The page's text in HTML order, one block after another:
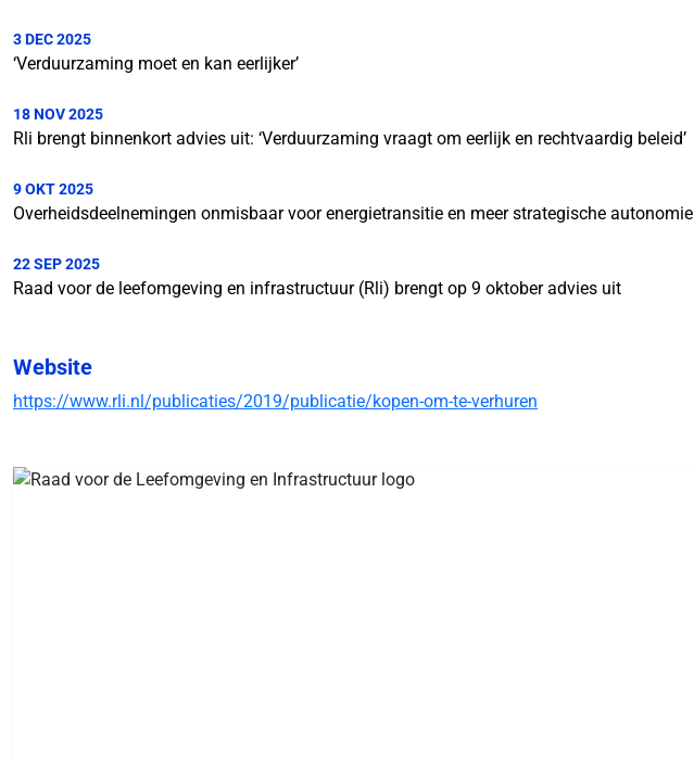
3 DEC 2025
‘Verduurzaming moet en kan eerlijker’
18 NOV 2025
Rli brengt binnenkort advies uit: ‘Verduurzaming vraagt om eerlijk en rechtvaardig beleid’
9 OKT 2025
Overheidsdeelnemingen onmisbaar voor energietransitie en meer strategische autonomie
22 SEP 2025
Raad voor de leefomgeving en infrastructuur (Rli) brengt op 9 oktober advies uit
Website
https://www.rli.nl/publicaties/2019/publicatie/kopen-om-te-verhuren